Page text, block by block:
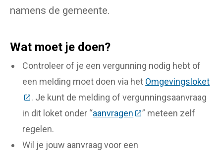
namens de gemeente.
Wat moet je doen?
Controleer of je een vergunning nodig hebt of
een melding moet doen via het Omgevingsloket
(Deze link gaat naar een externe website)
. Je kunt de melding of vergunningsaanvraag
in dit loket onder “aanvragen (Deze link gaat naar
” meteen zelf
regelen.
Wil je jouw aanvraag voor een